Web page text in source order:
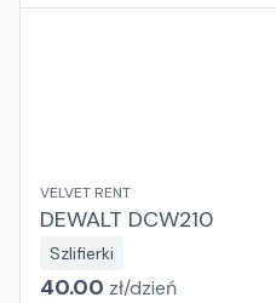
VELVET RENT
DEWALT DCW210
Szlifierki
40.00 zł/dzień